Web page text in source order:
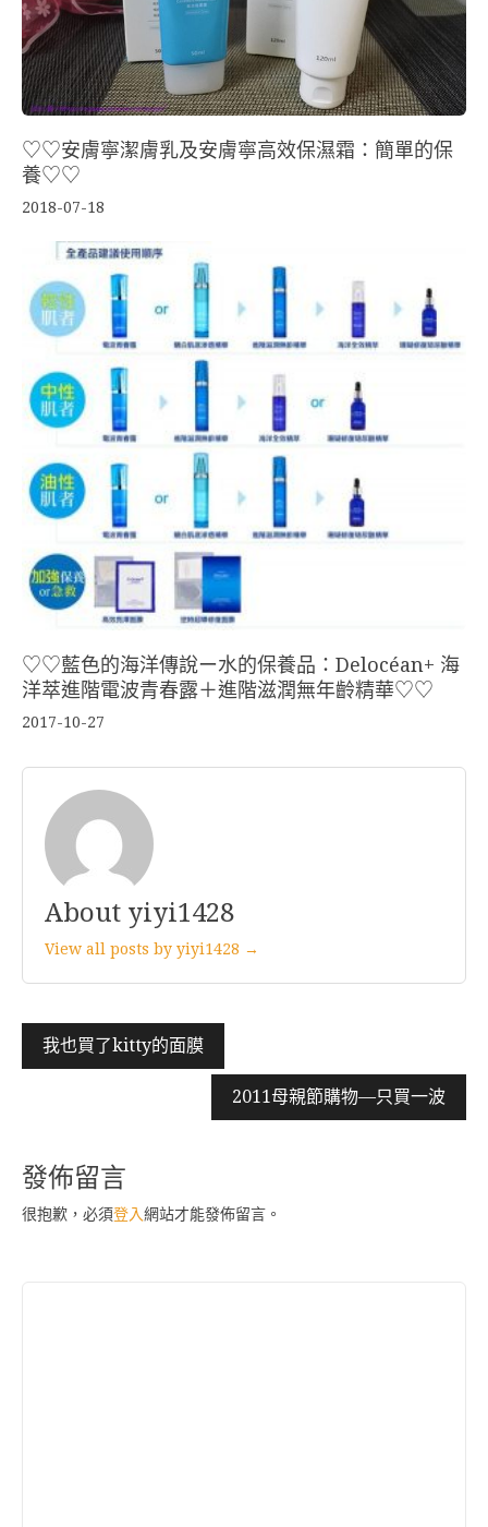
♡♡安膚寧潔膚乳及安膚寧高效保濕霜：簡單的保
養♡♡
2018-07-18
♡♡藍色的海洋傳說ー水的保養品：Delocéan+ 海
洋萃進階電波青春露＋進階滋潤無年齡精華♡♡
2017-10-27
About yiyi1428
View all posts by yiyi1428 →
文
章
我也買了kitty的面膜
2011母親節購物—只買一波
發佈留言
很抱歉，必須登入網站才能發佈留言。